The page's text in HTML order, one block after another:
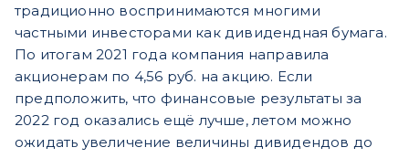
традиционно воспринимаются многими
частными инвесторами как дивидендная бумага.
По итогам 2021 года компания направила
акционерам по 4,56 руб. на акцию. Если
предположить, что финансовые результаты за
2022 год оказались ещё лучше, летом можно
ожидать увеличение величины дивидендов до